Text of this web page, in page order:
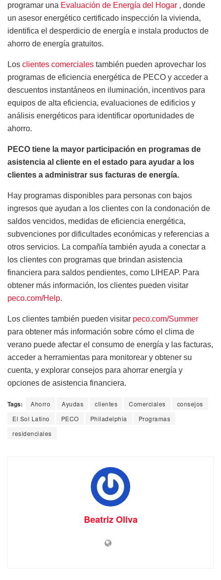
programar una Evaluación de Energía del Hogar , donde
un asesor energético certificado inspección la vivienda,
identifica el desperdicio de energía e instala productos de
ahorro de energía gratuitos.
Los clientes comerciales también pueden aprovechar los
programas de eficiencia energética de PECO y acceder a
descuentos instantáneos en iluminación, incentivos para
equipos de alta eficiencia, evaluaciones de edificios y
análisis energéticos para identificar oportunidades de
ahorro.
PECO tiene la mayor participación en programas de
asistencia al cliente en el estado para ayudar a los
clientes a administrar sus facturas de energía.
Hay programas disponibles para personas con bajos
ingresos que ayudan a los clientes con la condonación de
saldos vencidos, medidas de eficiencia energética,
subvenciones por dificultades económicas y referencias a
otros servicios. La compañía también ayuda a conectar a
los clientes con programas que brindan asistencia
financiera para saldos pendientes, como LIHEAP. Para
obtener más información, los clientes pueden visitar
peco.com/Help.
Los clientes también pueden visitar peco.com/Summer
para obtener más información sobre cómo el clima de
verano puede afectar el consumo de energía y las facturas,
acceder a herramientas para monitorear y obtener su
cuenta, y explorar consejos para ahorrar energía y
opciones de asistencia financiera.
Tags: Ahorro Ayudas clientes Comerciales
consejos
El Sol Latino
PECO Philadelphia
Programas
residenciales
Beatriz Oliva